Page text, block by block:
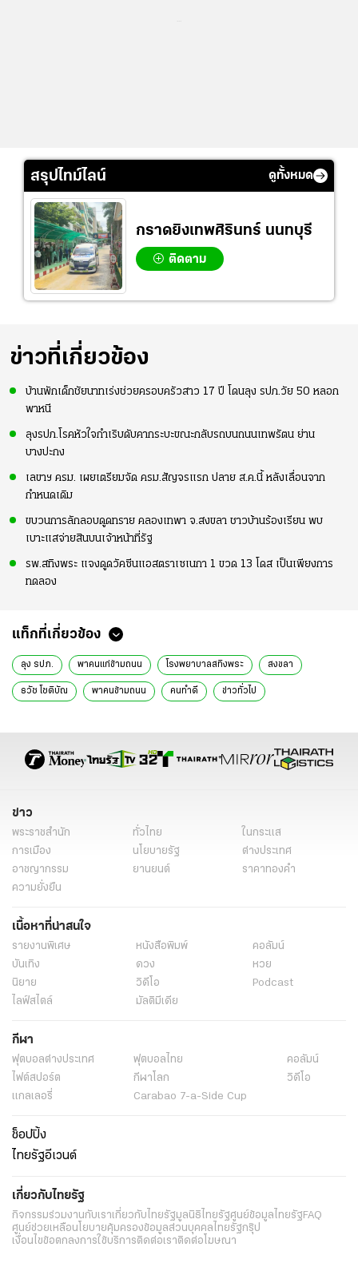
สรุปไทม์ไลน์ ดูทั้งหมด
กราดยิงเทพศิรินทร์ นนทบุรี
ติดตาม
ข่าวที่เกี่ยวข้อง
บ้านพักเด็กชัยนาทเร่งช่วยครอบครัวสาว 17 ปี โดนลุง รปภ.วัย 50 หลอก
พาหนี
ลุงรปภ.โรคหัวใจกำเริบดับคากระบะขณะกลับรถบนถนนเทพรัตน ย่าน
บางปะกง
เลขาฯ ครม. เผยเตรียมจัด ครม.สัญจรแรก ปลาย ส.ค.นี้ หลังเลื่อนจาก
กำหนดเดิม
ขบวนการลักลอบดูดทราย คลองเทพา จ.สงขลา ชาวบ้านร้องเรียน พบ
เบาะแสจ่ายสินบนเจ้าหน้าที่รัฐ
รพ.สทิงพระ แจงดูดวัคซีนแอสตราเซเนกา 1 ขวด 13 โดส เป็นเพียงการ
ทดลอง
แท็กที่เกี่ยวข้อง
ลุง รปภ. พาคนแก่ข้ามถนน โรงพยาบาลสทิงพระ สงขลา
ธวัช โชติบัณ พาคนข้ามถนน คนทำดี ข่าวทั่วไป
ข่าว
พระราชสำนัก ทั่วไทย
ในกระแส
การเมือง
นโยบายรัฐ
ต่างประเทศ
อาชญากรรม
ยานยนต์
ราคาทองคำ
ความยั่งยืน
เนื้อหาที่น่าสนใจ
รายงานพิเศษ หนังสือพิมพ์
คอลัมน์
บันเทิง
ดวง
หวย
นิยาย
วิดีโอ
Podcast
ไลฟ์สไตล์
มัลติมีเดีย
กีฬา
ฟุตบอลต่่างประเทศ ฟุตบอลไทย
คอลัมน์
ไฟต์สปอร์ต
กีฬาโลก
วิดีโอ
แกลเลอรี่
Carabao 7-a-Side Cup
ช็อปปิ้ง
ไทยรัฐอีเวนต์
เกี่ยวกับไทยรัฐ
กิจกรรมร่วมงานกับเราเกี่ยวกับไทยรัฐมูลนิธิไทยรัฐศูนย์ข้อมูลไทยรัฐFAQ
ศูนย์ช่วยเหลือนโยบายคุ้มครองข้อมูลส่วนบุคคลไทยรัฐกรุ๊ป
เงื่อนไขข้อตกลงการใช้บริการติดต่อเราติดต่อโฆษณา